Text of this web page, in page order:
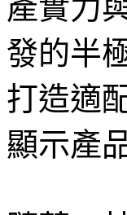
產實力
發的半
打造適
顯示產